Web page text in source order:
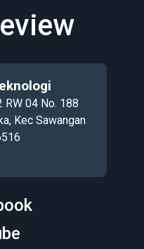
RW 04 No. 188
Kec Sawangan